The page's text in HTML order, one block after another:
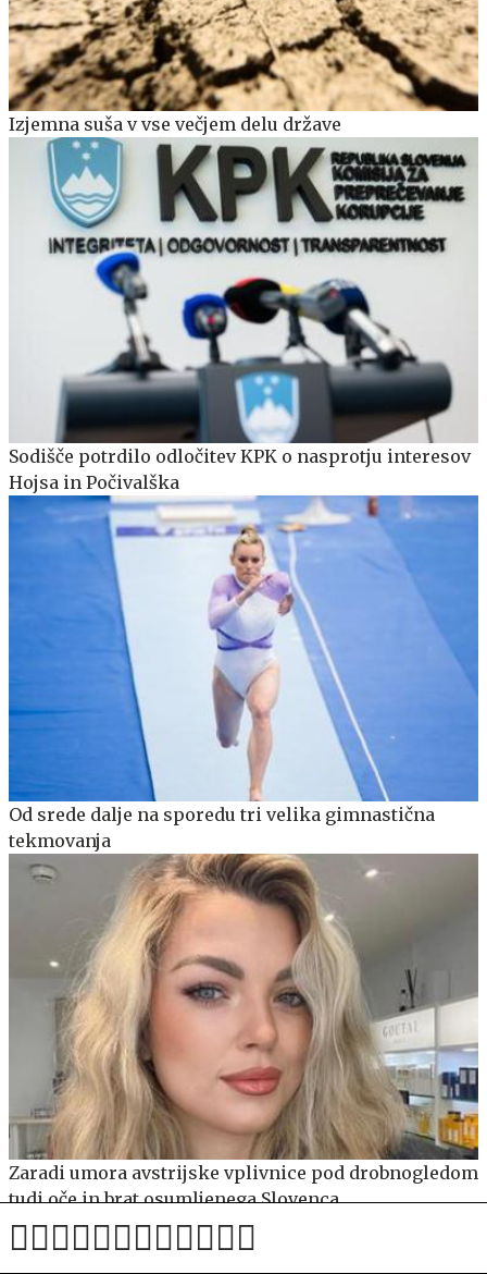
Izjemna suša v vse večjem delu države
Sodišče potrdilo odločitev KPK o nasprotju interesov
Hojsa in Počivalška
Od srede dalje na sporedu tri velika gimnastična
tekmovanja
Zaradi umora avstrijske vplivnice pod drobnogledom
tudi oče in brat osumljenega Slovenca